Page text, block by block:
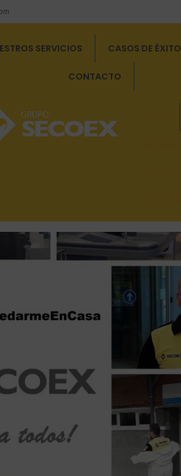
SERVICIOS CASOS DE ÉXITO
CONTACTO